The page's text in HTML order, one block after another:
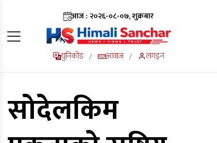
आज : २०२६-०८-०७, शुक्रबार
युनिकोड / आवाज / लगइन
सोदेलकिम